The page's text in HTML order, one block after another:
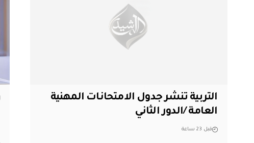
التربية تنشر جدول الامتحانات المهنية
العامة /الدور الثاني
قبل 23 ساعة